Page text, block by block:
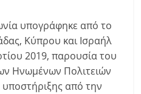
υπογράφηκε από το
Κύπρου και Ισραήλ
2019, παρουσία του
Ηνωμένων Πολιτειών
από την